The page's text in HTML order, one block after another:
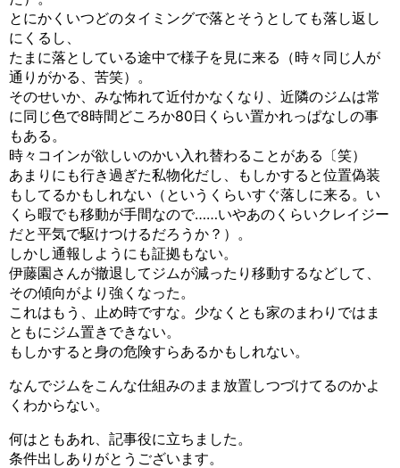
とにかくいつどのタイミングで落とそうとしても落し返し
にくるし、
たまに落としている途中で様子を見に来る（時々同じ人が
通りがかる、苦笑）。
そのせいか、みな怖れて近付かなくなり、近隣のジムは常
に同じ色で8時間どころか80日くらい置かれっぱなしの事
もある。
時々コインが欲しいのかい入れ替わることがある〔笑）
あまりにも行き過ぎた私物化だし、もしかすると位置偽装
もしてるかもしれない（というくらいすぐ落しに来る。い
くら暇でも移動が手間なので……いやあのくらいクレイジー
だと平気で駆けつけるだろうか？）。
しかし通報しようにも証拠もない。
伊藤園さんが撤退してジムが減ったり移動するなどして、
その傾向がより強くなった。
これはもう、止め時ですな。少なくとも家のまわりではま
ともにジム置きできない。
もしかすると身の危険すらあるかもしれない。
なんでジムをこんな仕組みのまま放置しつづけてるのかよ
くわからない。
何はともあれ、記事役に立ちました。
条件出しありがとうございます。